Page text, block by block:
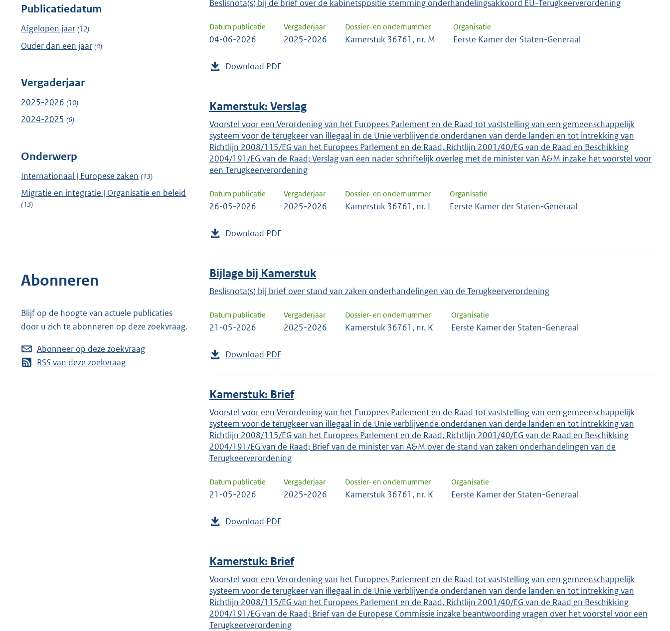
Publicatiedatum
Afgelopen jaar (12)
Ouder dan een jaar (4)
Vergaderjaar
2025-2026 (10)
2024-2025 (6)
Onderwerp
Internationaal | Europese zaken (13)
Migratie en integratie | Organisatie en beleid
(13)
Abonneren
Blijf op de hoogte van actuele publicaties
door u zich te abonneren op deze zoekvraag.
Abonneer op deze zoekvraag
RSS van deze zoekvraag
Beslisnota(s) bij de brief over de kabinetspositie stemming onderhandelingsakkoord EU-Terugkeerverordening
Datum publicatie
04-06-2026
Vergaderjaar
2025-2026
Dossier- en ondernummer
Kamerstuk 36761, nr. M
Organisatie
Eerste Kamer der Staten-Generaal
Download PDF
Kamerstuk: Verslag
Voorstel voor een Verordening van het Europees Parlement en de Raad tot vaststelling van een gemeenschappelijk
systeem voor de terugkeer van illegaal in de Unie verblijvende onderdanen van derde landen en tot intrekking van
Richtlijn 2008/115/EG van het Europees Parlement en de Raad, Richtlijn 2001/40/EG van de Raad en Beschikking
2004/191/EG van de Raad; Verslag van een nader schriftelijk overleg met de minister van A&M inzake het voorstel voor
een Terugkeerverordening
Datum publicatie
26-05-2026
Vergaderjaar
2025-2026
Dossier- en ondernummer
Kamerstuk 36761, nr. L
Organisatie
Eerste Kamer der Staten-Generaal
Download PDF
Bijlage bij Kamerstuk
Beslisnota(s) bij brief over stand van zaken onderhandelingen van de Terugkeerverordening
Datum publicatie
21-05-2026
Vergaderjaar
2025-2026
Dossier- en ondernummer
Kamerstuk 36761, nr. K
Organisatie
Eerste Kamer der Staten-Generaal
Download PDF
Kamerstuk: Brief
Voorstel voor een Verordening van het Europees Parlement en de Raad tot vaststelling van een gemeenschappelijk
systeem voor de terugkeer van illegaal in de Unie verblijvende onderdanen van derde landen en tot intrekking van
Richtlijn 2008/115/EG van het Europees Parlement en de Raad, Richtlijn 2001/40/EG van de Raad en Beschikking
2004/191/EG van de Raad; Brief van de minister van A&M over de stand van zaken onderhandelingen van de
Terugkeerverordening
Datum publicatie
21-05-2026
Vergaderjaar
2025-2026
Dossier- en ondernummer
Kamerstuk 36761, nr. K
Organisatie
Eerste Kamer der Staten-Generaal
Download PDF
Kamerstuk: Brief
Voorstel voor een Verordening van het Europees Parlement en de Raad tot vaststelling van een gemeenschappelijk
systeem voor de terugkeer van illegaal in de Unie verblijvende onderdanen van derde landen en tot intrekking van
Richtlijn 2008/115/EG van het Europees Parlement en de Raad, Richtlijn 2001/40/EG van de Raad en Beschikking
2004/191/EG van de Raad; Brief van de Europese Commissie inzake beantwoording vragen over het voorstel voor een
Terugkeerverordening